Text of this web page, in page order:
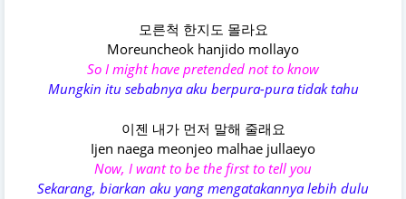
모른척 한지도 몰라요
Moreuncheok hanjido mollayo
So I might have pretended not to know
Mungkin itu sebabnya aku berpura-pura tidak tahu
이젠 내가 먼저 말해 줄래요
Ijen naega meonjeo malhae jullaeyo
Now, I want to be the first to tell you
Sekarang, biarkan aku yang mengatakannya lebih dulu